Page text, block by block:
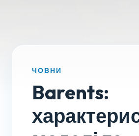
ЧОВНИ
Barents: